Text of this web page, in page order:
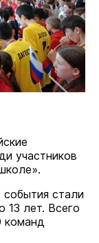
участников
события стали
13 лет. Всего
команд